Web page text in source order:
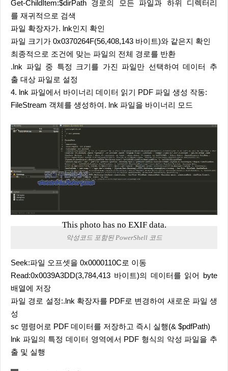
Get-ChildItem:$dirPath 경로의 모든 파일과 하위 디렉터리
를 재귀적으로 검색
파일 확장자가. lnk인지 확인
파일 크기가 0x0370264F(56,408,143 바이트)와 같은지 확인
최종적으로 조건에 맞는 파일의 전체 경로를 반환
.lnk 파일 중 특정 크기를 가진 파일만 선택하여 데이터 추
출 대상 파일로 설정
4. lnk 파일에서 바이너리 데이터 읽기 PDF 파일 생성 작동:
FileStream 객체를 생성하여. lnk 파일을 바이너리 모드
This photo has no EXIF data.
악성코드 포함된 PowerShell 코드
Seek:파일 오프셋을 0x0000110C로 이동
Read:0x0039A3DD(3,784,413 바이트)의 데이터를 읽어 byte
배열에 저장
파일 경로 설정:.lnk 확장자를 PDF로 변경하여 새로운 파일 생
성
sc 명령어로 PDF 데이터를 저장하고 즉시 실행(& $pdfPath)
lnk 파일의 특정 데이터 영역에서 PDF 형식의 악성 파일을 추
출 및 실행